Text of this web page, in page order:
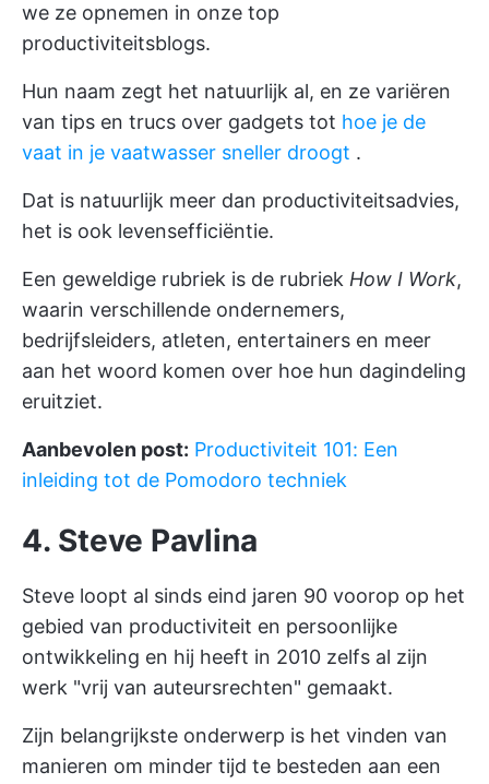
we ze opnemen in onze top
productiviteitsblogs.
Hun naam zegt het natuurlijk al, en ze variëren
van tips en trucs over gadgets tot hoe je de
vaat in je vaatwasser sneller droogt .
Dat is natuurlijk meer dan productiviteitsadvies,
het is ook levensefficiëntie.
Een geweldige rubriek is de rubriek How I Work,
waarin verschillende ondernemers,
bedrijfsleiders, atleten, entertainers en meer
aan het woord komen over hoe hun dagindeling
eruitziet.
Aanbevolen post: Productiviteit 101: Een
inleiding tot de Pomodoro techniek
4. Steve Pavlina
Steve loopt al sinds eind jaren 90 voorop op het
gebied van productiviteit en persoonlijke
ontwikkeling en hij heeft in 2010 zelfs al zijn
werk "vrij van auteursrechten" gemaakt.
Zijn belangrijkste onderwerp is het vinden van
manieren om minder tijd te besteden aan een